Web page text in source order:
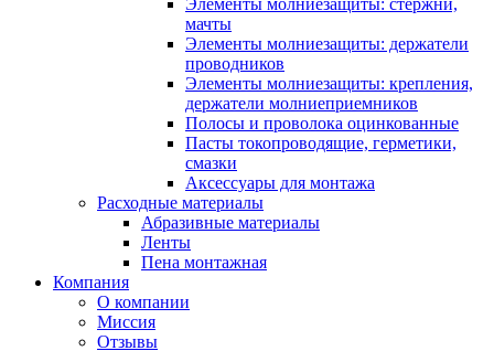
мачты
Элементы молниезащиты: держатели
проводников
Элементы молниезащиты: крепления,
держатели молниеприемников
Полосы и проволока оцинкованные
Пасты токопроводящие, герметики,
смазки
Аксессуары для монтажа
Расходные материалы
Абразивные материалы
Ленты
Пена монтажная
Компания
О компании
Миссия
Отзывы